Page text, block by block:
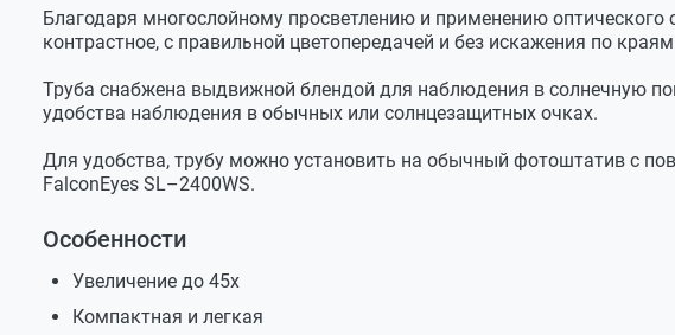
Благодаря многослойному просветлению и применению оптического
контрастное, с правильной цветопередачей и без искажения по
Труба снабжена выдвижной блендой для наблюдения в солнечную
удобства наблюдения в обычных или солнцезащитных очках.
Для удобства, трубу можно установить на обычный фотоштатив с
FalconEyes SL–2400WS.
Особенности
Увеличение до 45х
Компактная и легкая
Удаление выходного
зрачка
15-12 мм
Угловое поле зрения,
град.
2.2-1.2
расстоянии 1000 м
Минимальная дистанция
Тип призмы
Оптическое покрытие
Добрый день. Чехол входит в комплект поставки.
Михаил
В описании сказано что нет защиты от влаги?
Служба поддержки
Добрый день. Защита только от легкого дождя, труба азотом